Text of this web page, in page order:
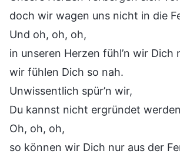
doch wir wagen uns nicht in die
Und oh, oh, oh,
in unseren Herzen fühl’n wir Dich
wir fühlen Dich so nah.
Unwissentlich spür’n wir,
Du kannst nicht ergründet
Oh, oh, oh,
so können wir Dich nur aus der